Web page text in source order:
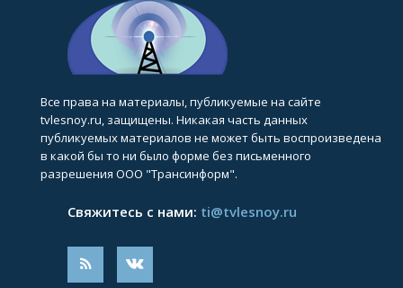
Все права на материалы, публикуемые на сайте
tvlesnoy.ru, защищены. Никакая часть данных
публикуемых материалов не может быть воспроизведена
в какой бы то ни было форме без письменного
разрешения ООО "Трансинформ".
Свяжитесь с нами: ti@tvlesnoy.ru